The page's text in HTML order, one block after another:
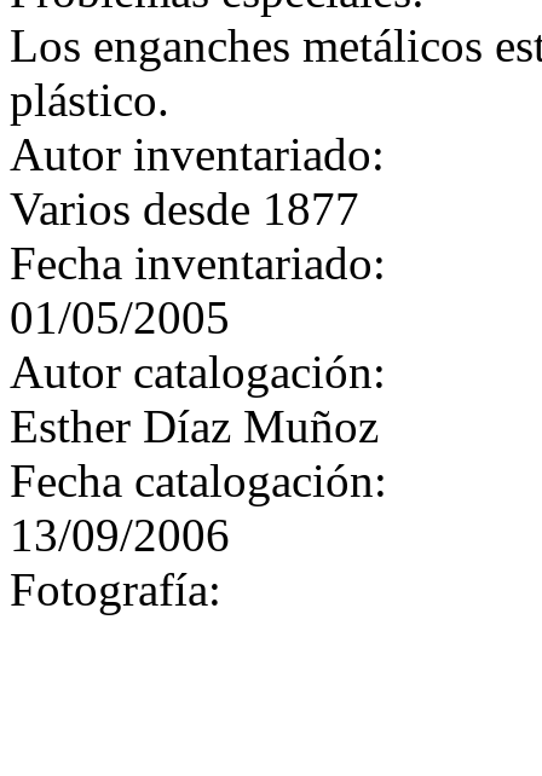
Los enganches metálicos
plástico.
Autor inventariado:
Varios desde 1877
Fecha inventariado:
01/05/2005
Autor catalogación:
Esther Díaz Muñoz
Fecha catalogación:
13/09/2006
Fotografía: